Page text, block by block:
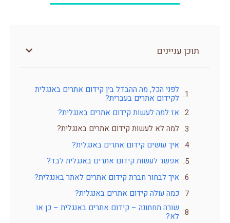
תוכן עניינים
לפני הכל, מה ההבדל בין קידום אתרים באנגלית
לקידום אתרים בעברית?
אז למה לעשות קידום אתרים באנגלית?
למה לא לעשות קידום אתרים באנגלית?
איך עושים קידום אתרים באנגלית?
אפשר לעשות קידום אתרים באנגלית לבד?
איך לבחור חברת קידום אתרים לאתר באנגלית?
כמה עולה קידום אתרים באנגלית?
שורה תחתונה – קידום אתרים באנגלית – כן או
לא?